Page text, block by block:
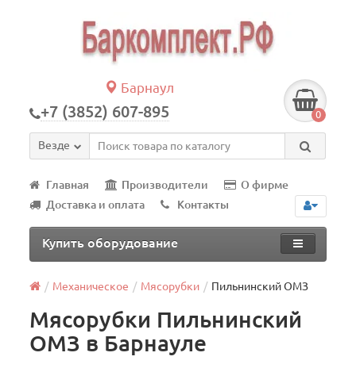
Барнаул
+7 (3852) 607-895 0
Везде
Главная Производители
О фирме
Доставка и оплата
Контакты
Купить оборудование
Механическое Мясорубки Пильнинский ОМЗ
Мясорубки Пильнинский
ОМЗ в Барнауле